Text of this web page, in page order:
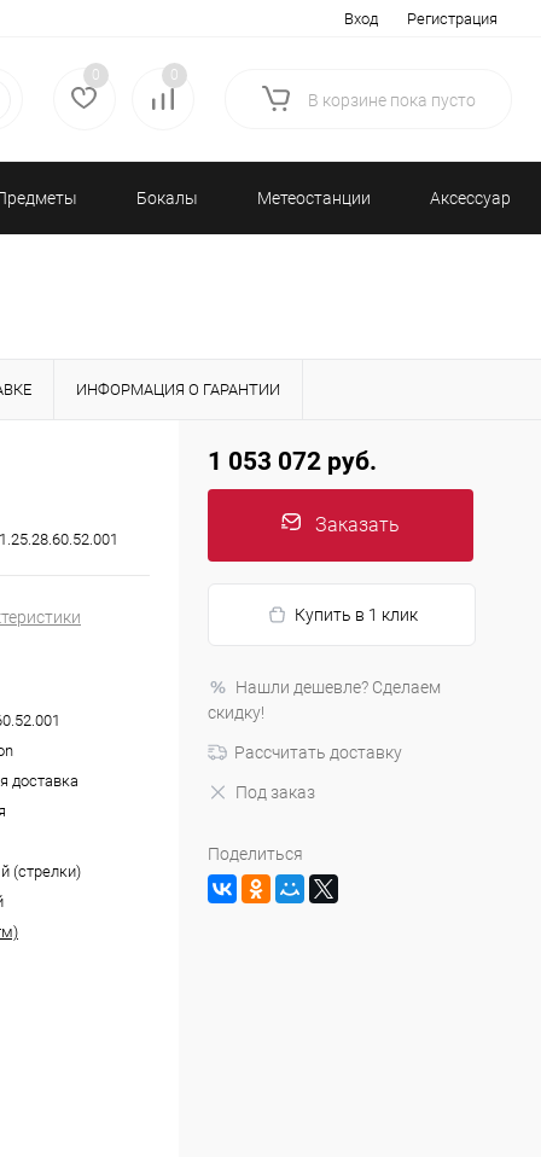
Вход Регистрация
0 0
В корзине пока пусто
Бокалы Метеостанции Аксессуары/
ИНФОРМАЦИЯ О ГАРАНТИИ
доставка
(стрелки)
1 053 072 руб.
Заказать
Купить в 1 клик
Нашли дешевле? Сделаем
скидку!
Рассчитать доставку
Под заказ
Поделиться